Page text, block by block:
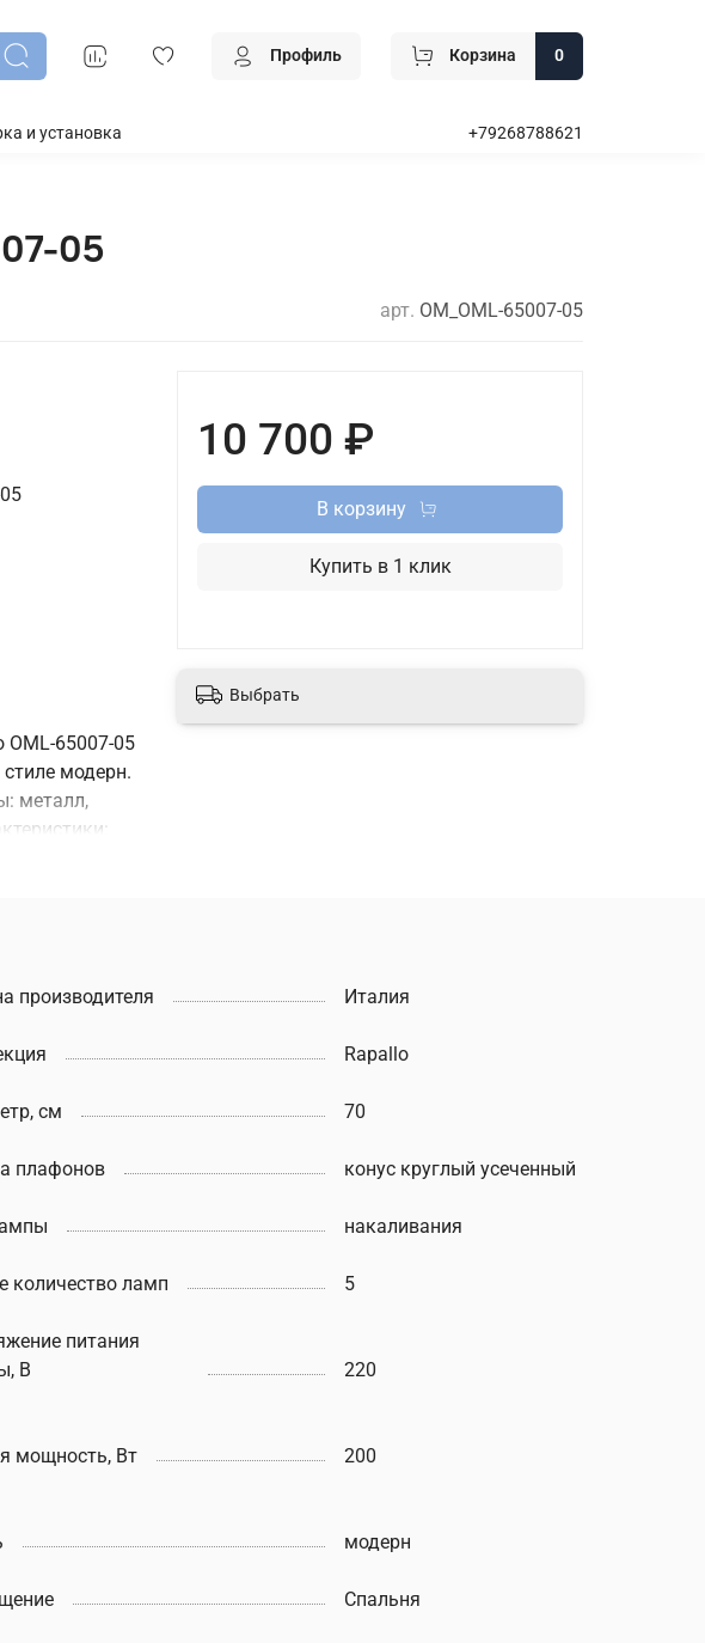
Профиль Корзина 0
и установка +79268788621
05
арт. OM_OML-65007-05
65007-05
модерн.
металл,
защиты
10 700 ₽
В корзину
Купить в 1 клик
Выбрать
производителя Италия
Rapallo
см 70
плафонов конус круглый усеченный
накаливания
количество ламп 5
питания
В
220
мощность, Вт 200
модерн
Спальня